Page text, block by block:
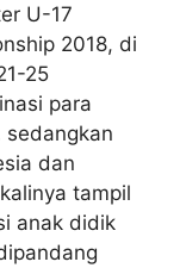
U-17
2018, di
25
para
sedangkan
dan
tampil
anak didik